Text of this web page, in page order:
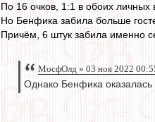
По 16 очков, 1:1 в обоих личных
Но Бенфика забила больше
Причём, 6 штук забила именно
МосфОлд » 03 ноя 2022
Однако Бенфика оказалась